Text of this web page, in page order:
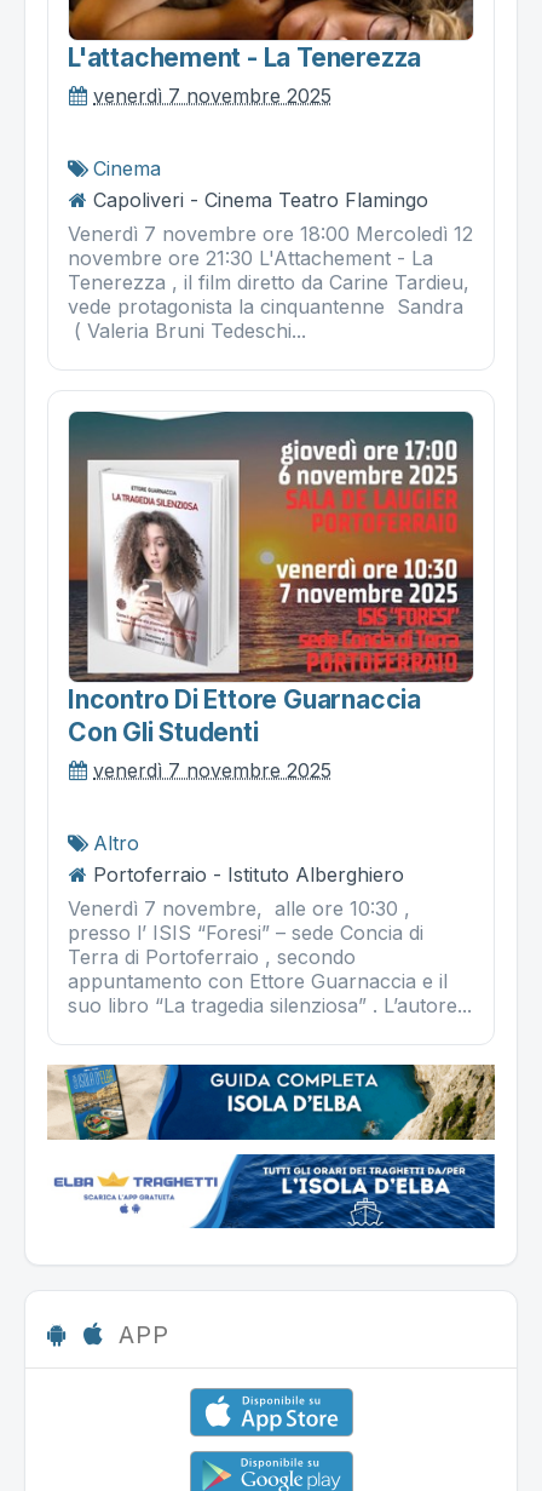
L'attachement - La Tenerezza
venerdì 7 novembre 2025
Cinema
Capoliveri - Cinema Teatro Flamingo
Venerdì 7 novembre ore 18:00 Mercoledì 12
novembre ore 21:30 L'Attachement - La
Tenerezza , il film diretto da Carine Tardieu,
vede protagonista la cinquantenne Sandra
( Valeria Bruni Tedeschi...
Incontro Di Ettore Guarnaccia
Con Gli Studenti
venerdì 7 novembre 2025
Altro
Portoferraio - Istituto Alberghiero
Venerdì 7 novembre, alle ore 10:30 ,
presso l’ ISIS “Foresi” – sede Concia di
Terra di Portoferraio , secondo
appuntamento con Ettore Guarnaccia e il
suo libro “La tragedia silenziosa” . L’autore...
APP